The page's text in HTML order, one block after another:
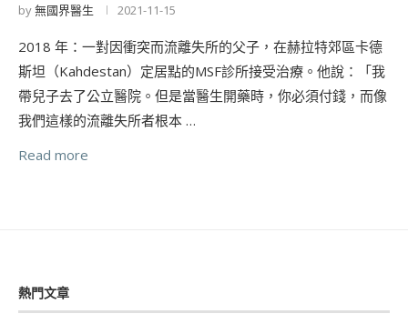
by無國界醫生 2021-11-15
2018 年：一對因衝突而流離失所的父子，在赫拉特郊區卡德
斯坦（Kahdestan）定居點的MSF診所接受治療。他說：「我
帶兒子去了公立醫院。但是當醫生開藥時，你必須付錢，而像
我們這樣的流離失所者根本 …
Read more
熱門文章